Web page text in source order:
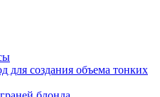
создания объема тонких